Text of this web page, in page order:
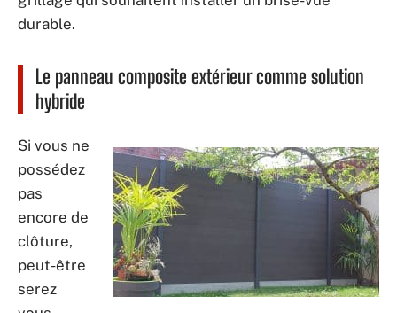
durable.
Le panneau composite extérieur comme solution
hybride
Si vous ne
possédez
pas
encore de
clôture,
peut-être
serez